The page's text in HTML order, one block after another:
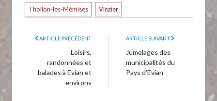
Thollon-les-Mémises Vinzier
ARTICLE PRÉCÉDENT
Loisirs,
randonnées et
balades à Evian et
environs
ARTICLE SUIVANT
Jumelages des
municipalités du
Pays d’Evian